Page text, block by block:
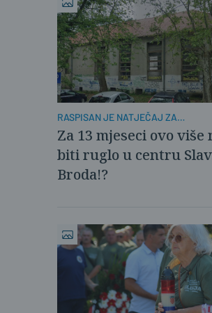
RASPISAN JE NATJEČAJ ZA
REKONSTRUKCIJU
Za 13 mjeseci ovo više
biti ruglo u centru
Broda!?